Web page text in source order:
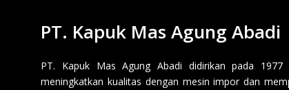
PT. Kapuk Mas Agung Abadi
PT. Kapuk Mas Agung Abadi didirikan pada
meningkatkan kualitas dengan mesin impor dan